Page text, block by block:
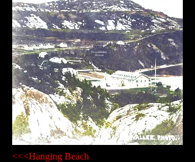
Powel/Bailey
House
<<<Hanging Beach